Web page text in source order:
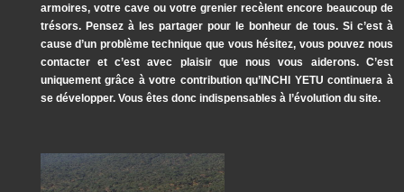
armoires, votre cave ou votre grenier recèlent encore beaucoup de
trésors. Pensez à les partager pour le bonheur de tous. Si c’est à
cause d’un problème technique que vous hésitez, vous pouvez nous
contacter et c’est avec plaisir que nous vous aiderons. C’est
uniquement grâce à votre contribution qu’INCHI YETU continuera à
se développer. Vous êtes donc indispensables à l’évolution du site.